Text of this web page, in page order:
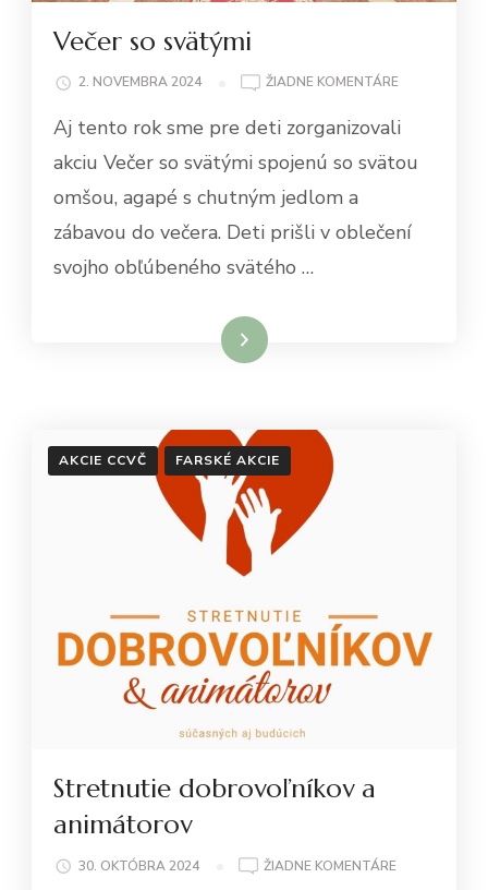
Večer so svätými
2. NOVEMBRA 2024 ŽIADNE KOMENTÁRENA
SO
Aj tento rok sme pre deti zorganizovali
akciu Večer so svätými spojenú so svätou
omšou, agapé s chutným jedlom a
zábavou do večera. Deti prišli v oblečení
svojho obľúbeného svätého …
Čítať viac
AKCIE CCVČ FARSKÉ AKCIE
Stretnutie dobrovoľníkov a
animátorov
30. OKTÓBRA 2024 ŽIADNE KOMENTÁRENA